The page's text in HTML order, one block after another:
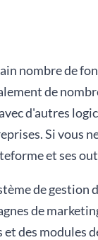
nombre de
de
d'autres
Si vous
et ses
de gestion
de
et des